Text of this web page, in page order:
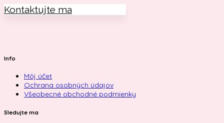
Kontaktujte ma
Info
Môj účet
Ochrana osobných údajov
Všeobecné obchodné podmienky
Sledujte ma